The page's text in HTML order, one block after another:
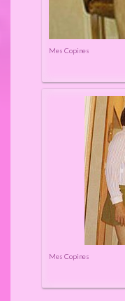
Mes Copines
Mes Copines